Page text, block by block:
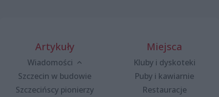
Artykuły
Wiadomości
Szczecin w budowie
Szczecińscy pionierzy
Miejsca
Kluby i dyskoteki
Puby i kawiarnie
Restauracje